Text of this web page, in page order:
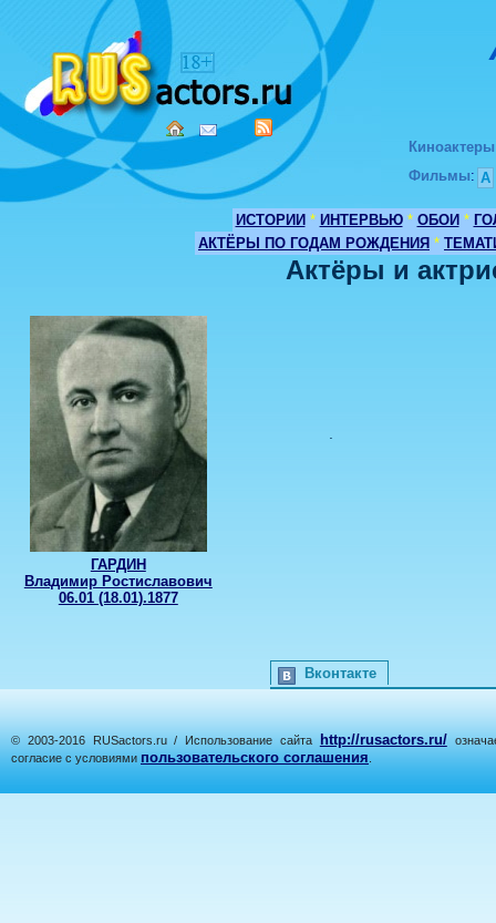
Киноактеры
Фильмы: А
ИСТОРИИ * ИНТЕРВЬЮ * ОБОИ *
АКТЁРЫ ПО ГОДАМ РОЖДЕНИЯ *
Актёры и
ГАРДИН
Владимир Ростиславович
06.01 (18.01).1877
Вконтакте
© 2003-2016 RUSactors.ru / Использование сайта http://rusactors.ru/
согласие с условиями пользовательского соглашения